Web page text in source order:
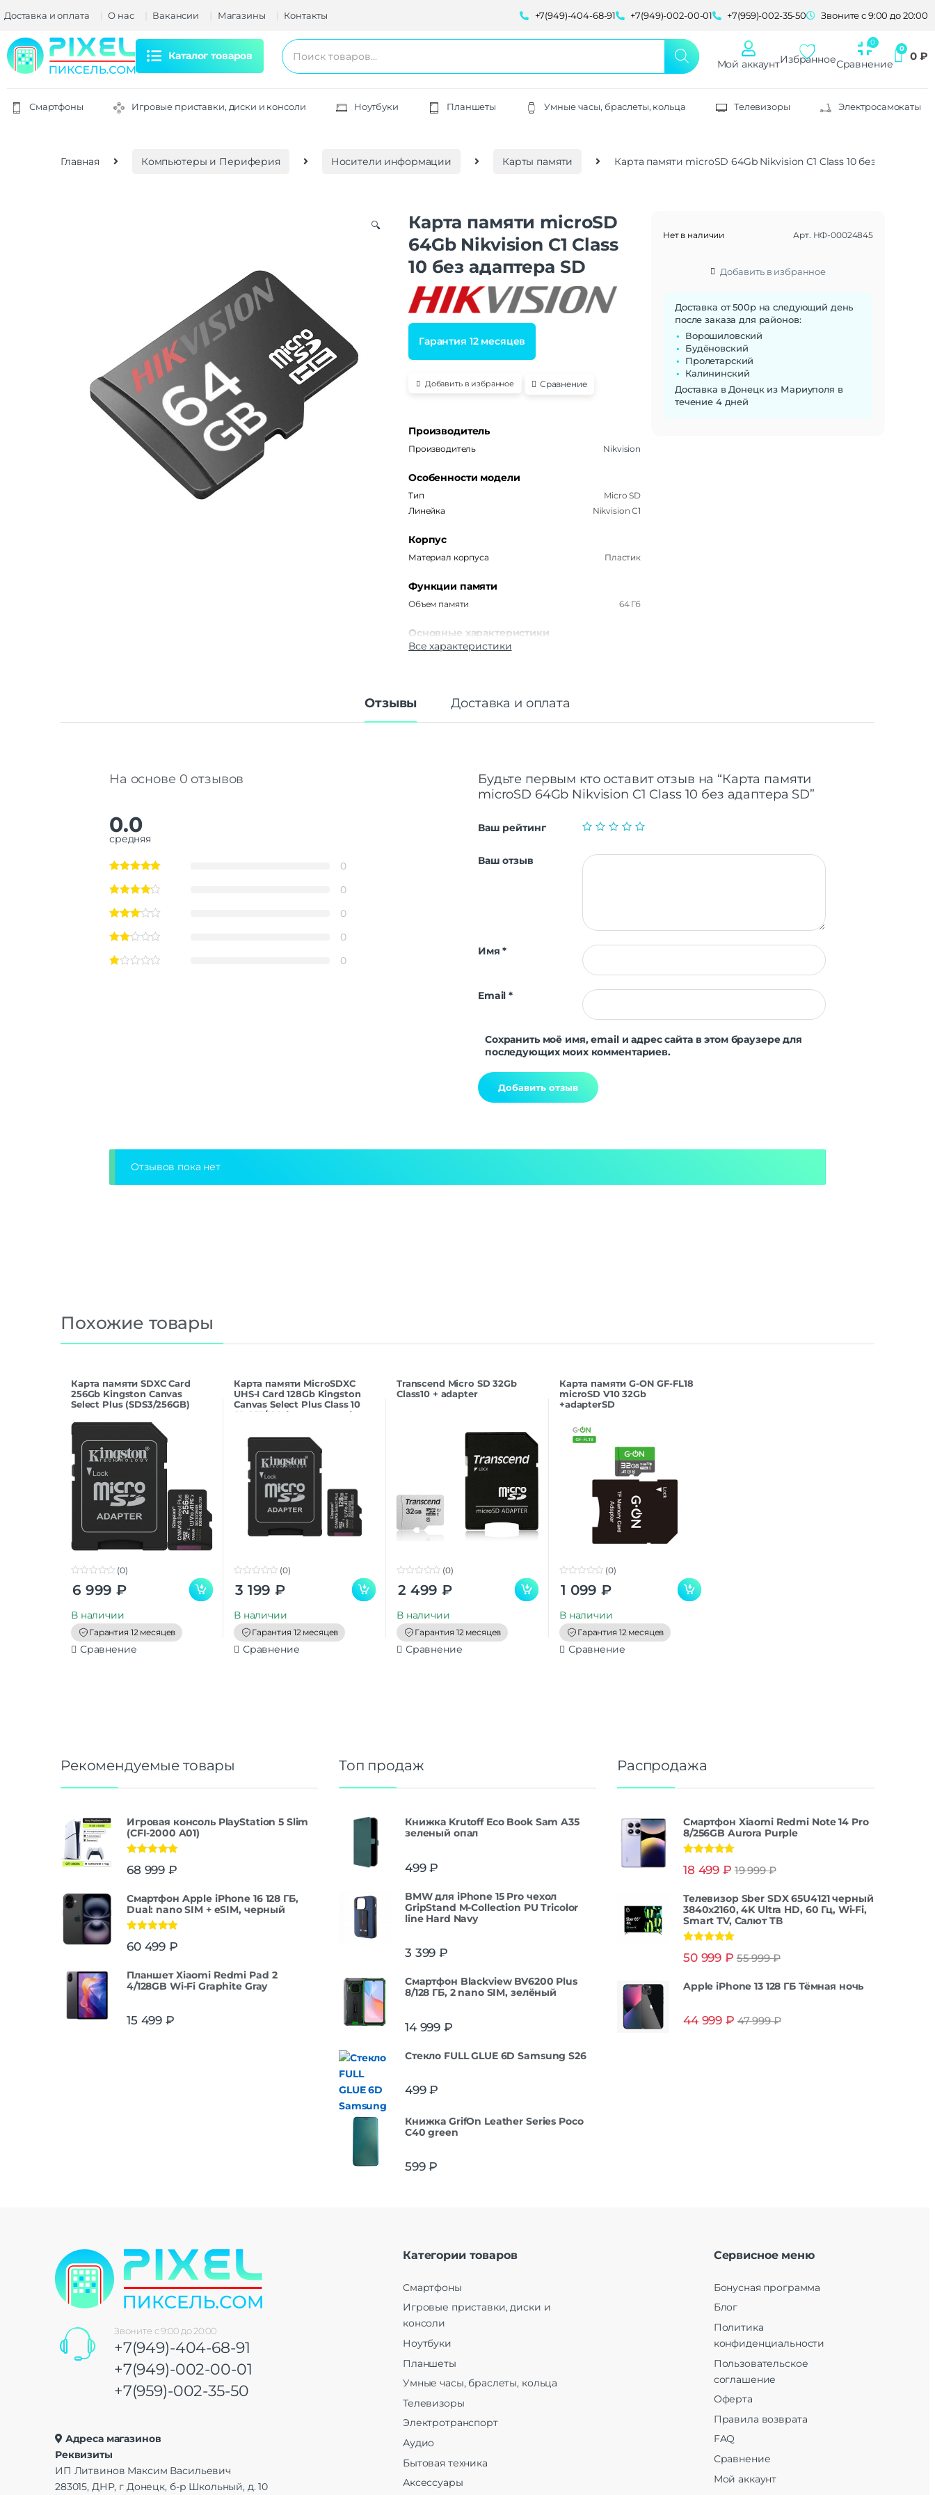
Доставка и оплата О нас Вакансии Магазины Контакты +7(949)-404-68-91 +7(949)-002-00-01 +7(959)-002-35-50 Звоните с 9:00 до 20:00
Каталог товаров
Мой аккаунтИзбранноеСравнение
0 ₽
Смартфоны Игровые приставки, диски и консоли Ноутбуки Планшеты Умные часы, браслеты, кольца Телевизоры Электросамокаты
Главная Компьютеры и Периферия Носители информации Карты памяти Карта памяти microSD 64Gb Nikvision C1 Class 10 без адаптера
🔍
Карта памяти microSD
64Gb Nikvision C1 Class
10 без адаптера SD
Гарантия 12 месяцев
Добавить в избранное Сравнение
Производитель
Производитель Nikvision
Особенности модели
Тип
Micro SD
Линейка
Nikvision C1
Корпус
Материал корпуса Пластик
Функции памяти
Объем памяти 64 Гб
Основные характеристики
Скорость чтения
Все характеристики
Нет в наличии Арт. НФ-00024845
Добавить в избранное
Доставка от 500р на следующий день
после заказа для районов:
Ворошиловский
Будёновский
Пролетарский
Калининский
Доставка в Донецк из Мариуполя в
течение 4 дней
Отзывы Доставка и оплата
На основе 0 отзывов
0.0
средняя
0
0
0
0
0
Будьте первым кто оставит отзыв на “Карта памяти
microSD 64Gb Nikvision C1 Class 10 без адаптера SD”
Ваш рейтинг
Ваш отзыв
Имя*
Email*
Сохранить моё имя, email и адрес сайта в этом браузере для
последующих моих комментариев.
Отзывов пока нет
Похожие товары
Карта памяти SDXC Card
256Gb Kingston Canvas
Select Plus (SDS3/256GB)
o
o
(0)
6 999 ₽
В наличии
Гарантия 12 месяцев
Сравнение
Карта памяти MicroSDXC
UHS-I Card 128Gb Kingston
Canvas Select Plus Class 10
SDCS3/128 (с адаптером)
o
o
(0)
3 199 ₽
В наличии
Гарантия 12 месяцев
Сравнение
Transcend Micro SD 32Gb
Class10 + adapter
o
o
(0)
2 499 ₽
В наличии
Гарантия 12 месяцев
Сравнение
Карта памяти G-ON GF-FL18
microSD V10 32Gb
+adapterSD
o
(0)
1 099 ₽
В наличии
Гарантия 12 месяцев
Сравнение
Рекомендуемые товары
Игровая консоль PlayStation 5 Slim
(CFI-2000 A01)
из 5
68 999 ₽
Смартфон Apple iPhone 16 128 ГБ,
Dual: nano SIM + eSIM, черный
из 5
60 499 ₽
Планшет Xiaomi Redmi Pad 2
4/128GB Wi-Fi Graphite Gray
15 499 ₽
Топ продаж
Книжка Krutoff Eco Book Sam A35
зеленый опал
499₽
BMW для iPhone 15 Pro чехол
GripStand M-Collection PU Tricolor
line Hard Navy
3 399 ₽
Смартфон Blackview BV6200 Plus
8/128 ГБ, 2 nano SIM, зелёный
14 999 ₽
Стекло FULL GLUE 6D Samsung S26
499₽
Книжка GrifOn Leather Series Poco
C40 green
599₽
Распродажа
Смартфон Xiaomi Redmi Note 14 Pro
8/256GB Aurora Purple
из 5
18 499 ₽ 19 999₽
Телевизор Sber SDX 65U4121 черный
3840x2160, 4K Ultra HD, 60 Гц, Wi-Fi,
Smart TV, Салют ТВ
из 5
50 999 ₽ 55 999₽
Apple iPhone 13 128 ГБ Тёмная ночь
44 999 ₽ 47 999₽
Звоните с 9:00 до 20:00
+7(949)-404-68-91
+7(949)-002-00-01
+7(959)-002-35-50
Адреса магазинов
Реквизиты
ИП Литвинов Максим Васильевич
283015, ДНР, г Донецк, б-р Школьный, д. 10
Категории товаров
Смартфоны
Игровые приставки, диски и
консоли
Ноутбуки
Планшеты
Умные часы, браслеты, кольца
Телевизоры
Электротранспорт
Аудио
Бытовая техника
Аксессуары
Сервисное меню
Бонусная программа
Блог
Политика
конфиденциальности
Пользовательское
соглашение
Оферта
Правила возврата
FAQ
Сравнение
Мой аккаунт